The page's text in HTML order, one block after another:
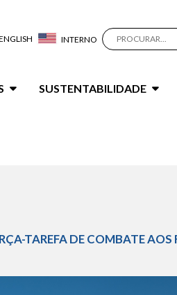
INTERNO
SUSTENTABILIDADE
TAREFA DE COMBATE AOS